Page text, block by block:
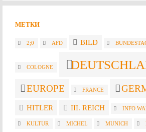
МЕТКИ
2;0 AFD BILD
COLOGNE
EUROPE FRANCE
HITLER III. REICH INFO
KULTUR MICHEL MUNICH